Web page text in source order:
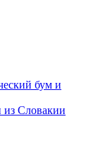
бум и
из Словакии